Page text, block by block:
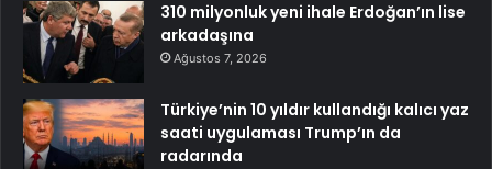
310 milyonluk yeni ihale Erdoğan’ın lise
arkadaşına
Ağustos 7, 2026
Türkiye’nin 10 yıldır kullandığı kalıcı yaz
saati uygulaması Trump’ın da
radarında